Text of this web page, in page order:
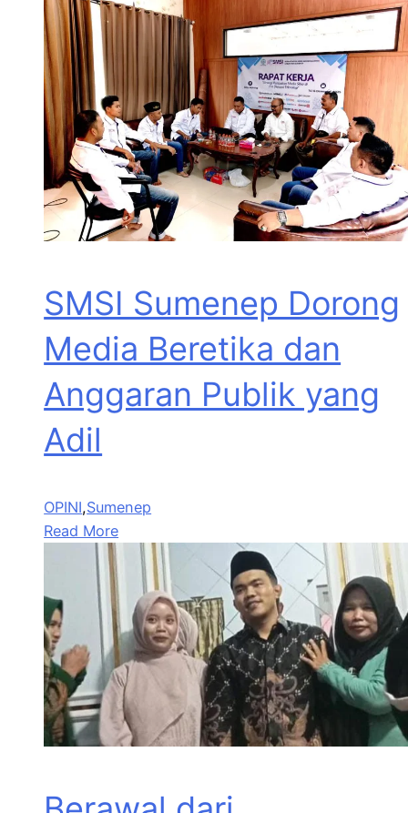
SMSI Sumenep Dorong
Media Beretika dan
Anggaran Publik yang
Adil
OPINI,Sumenep
Read More